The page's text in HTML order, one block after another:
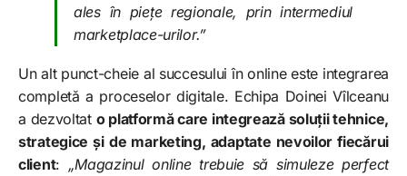
ales în piețe regionale, prin intermediul
marketplace-urilor.”
Un alt punct-cheie al succesului în online este integrarea
completă a proceselor digitale. Echipa Doinei Vîlceanu
a dezvoltat o platformă care integrează soluții tehnice,
strategice și de marketing, adaptate nevoilor fiecărui
client: „Magazinul online trebuie să simuleze perfect